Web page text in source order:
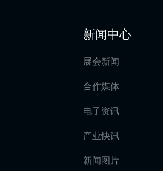
新闻中心
展会新闻
合作媒体
电子资讯
产业快讯
新闻图片